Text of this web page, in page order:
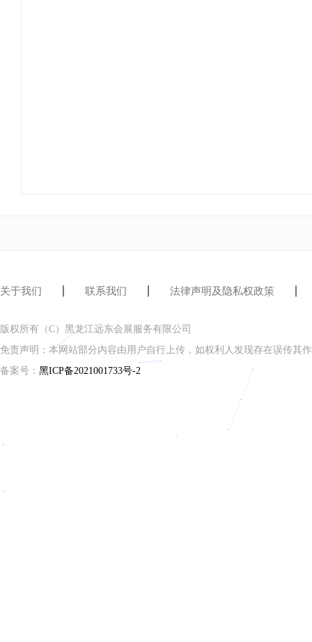
关于我们 联系我们 法律声明及隐私权政策
版权所有（C）黑龙江远东会展服务有限公司
免责声明：本网站部分内容由用户自行上传，如权利人发现存在误传其
备案号： 黑ICP备2021001733号-2